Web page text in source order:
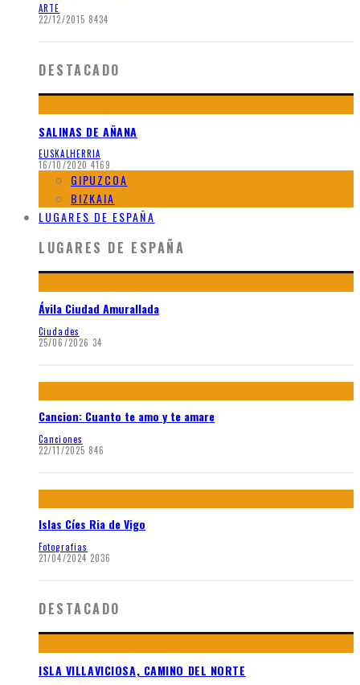
ARTE
22/12/2015 8434
DESTACADO
SALINAS DE AÑANA
EUSKALHERRIA
16/10/2020 4169
GIPUZCOA
BIZKAIA
LUGARES DE ESPAÑA
LUGARES DE ESPAÑA
Ávila Ciudad Amurallada
Ciudades
25/06/2026 34
Cancion: Cuanto te amo y te amare
Canciones
22/11/2025 846
Islas Cíes Ria de Vigo
Fotografias
21/04/2024 2036
DESTACADO
ISLA VILLAVICIOSA, CAMINO DEL NORTE